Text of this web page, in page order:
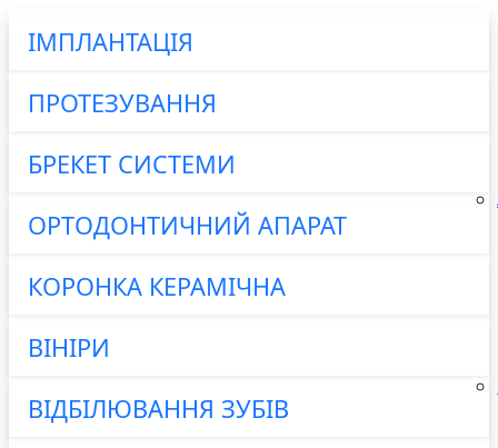
ІМПЛАНТАЦІЯ
ПРОТЕЗУВАННЯ
БРЕКЕТ СИСТЕМИ
ОРТОДОНТИЧНИЙ АПАРАТ
КОРОНКА КЕРАМІЧНА
ВІНІРИ
ВІДБІЛЮВАННЯ ЗУБІВ